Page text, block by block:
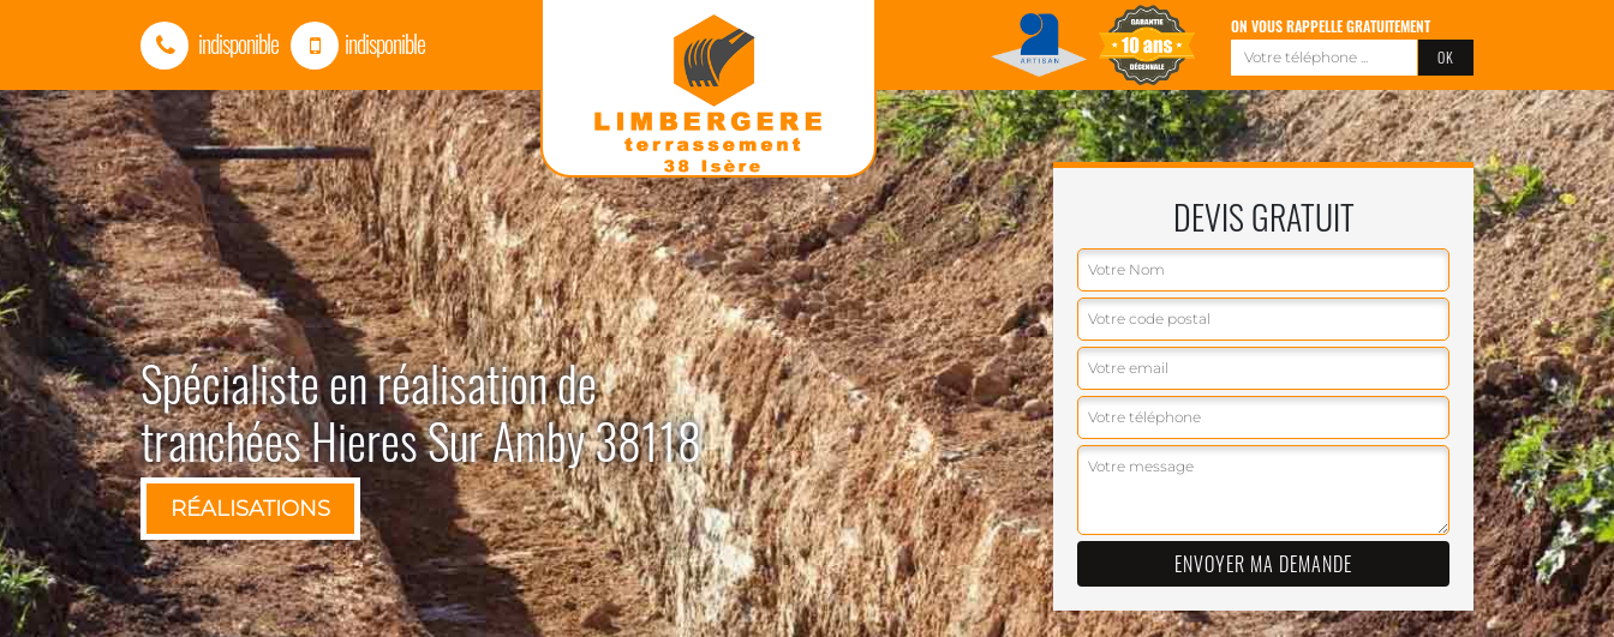
indisponible indisponible ON VOUS RAPPELLE GRATUITEMENT
Spécialiste en réalisation de
tranchées Hieres Sur Amby 38118
RÉALISATIONS
DEVIS GRATUIT